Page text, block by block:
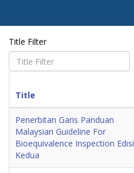
Title Filter
Title
Penerbitan Garis Panduan
Malaysian Guideline For
Bioequivalence Inspection Edisi
Kedua